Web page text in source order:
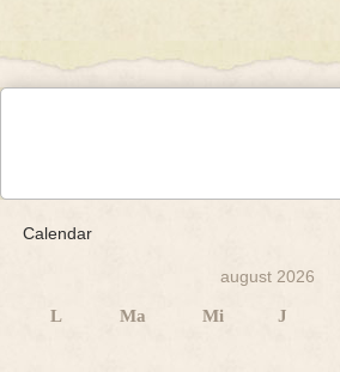
Calendar
august 2026
L Ma Mi J